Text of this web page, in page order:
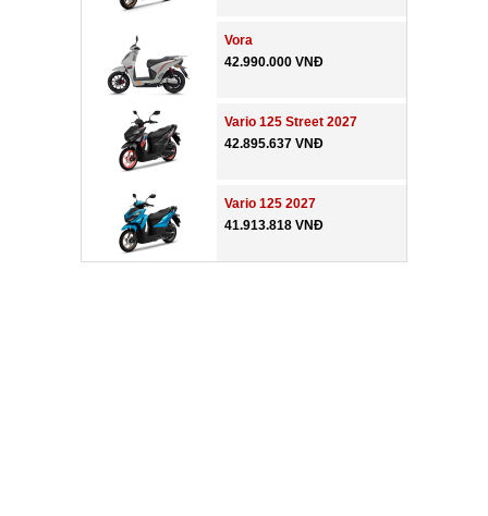
Vora
42.990.000 VNĐ
Vario 125 Street 2027
42.895.637 VNĐ
Vario 125 2027
41.913.818 VNĐ